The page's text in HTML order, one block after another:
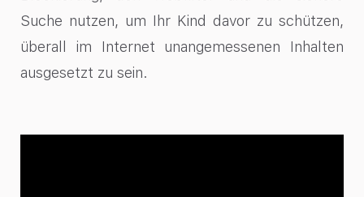
Suche nutzen, um Ihr Kind davor zu schützen,
überall
im Internet unangemessenen
Inhalten
ausgesetzt zu sein.